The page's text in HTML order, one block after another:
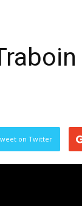
on Twitter